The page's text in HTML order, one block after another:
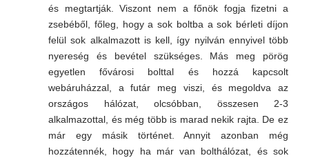
és megtartják. Viszont nem a főnök fogja fizetni a
zsebéből, főleg, hogy a sok boltba a sok bérleti díjon
felül sok alkalmazott is kell, így nyilván ennyivel több
nyereség és bevétel szükséges. Más meg pörög
egyetlen fővárosi bolttal és hozzá kapcsolt
webáruházzal, a futár meg viszi, és megoldva az
országos hálózat, olcsóbban, összesen 2-3
alkalmazottal, és még több is marad nekik rajta. De ez
már egy másik történet. Annyit azonban még
hozzátennék, hogy ha már van bolthálózat, és sok